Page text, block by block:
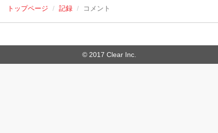
トップページ 記録 コメント
© 2017 Clear Inc.